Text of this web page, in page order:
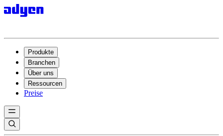
Produkte
Branchen
Über uns
Ressourcen
Preise